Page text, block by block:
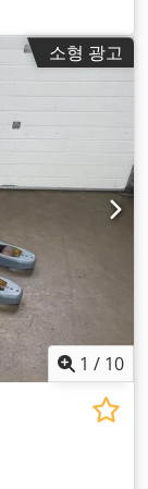
소형 광고
1 / 10